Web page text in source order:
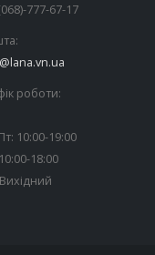
777-67-17
роботи:
10:00-19:00
18:00